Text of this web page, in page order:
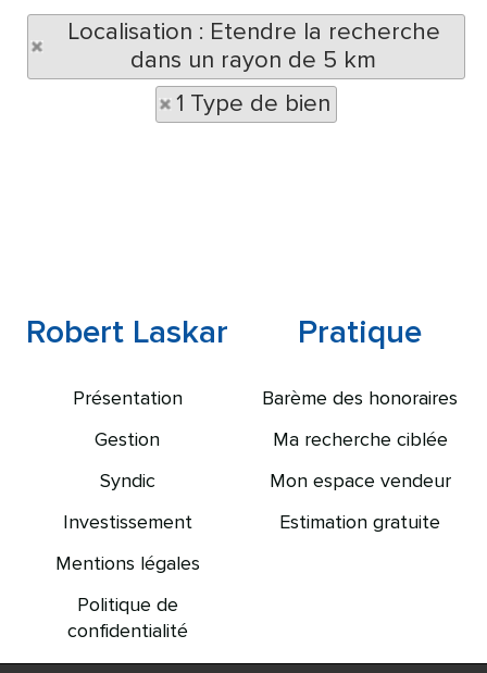
Localisation : Etendre la recherche
dans un rayon de 5 km
1 Type de bien
Robert Laskar
Présentation
Gestion
Syndic
Investissement
Mentions légales
Politique de
confidentialité
Pratique
Barème des honoraires
Ma recherche ciblée
Mon espace vendeur
Estimation gratuite